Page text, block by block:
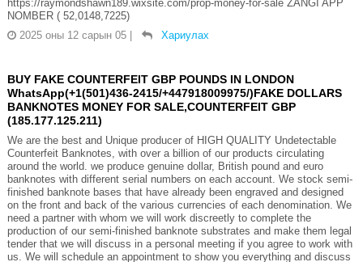
https://raymondshawn189.wixsite.com/prop-money-for-sale ZANGI APP
NOMBER ( 52,0148,7225)
2025 оны 12 сарын 05
Хариулах
BUY FAKE COUNTERFEIT GBP POUNDS IN LONDON
WhatsApp(+1(501)436-2415/+447918009975/)FAKE DOLLARS
BANKNOTES MONEY FOR SALE,COUNTERFEIT GBP
(185.177.125.211)
We are the best and Unique producer of HIGH QUALITY Undetectable
Counterfeit Banknotes, with over a billion of our products circulating
around the world. we produce genuine dollar, British pound and euro
banknotes with different serial numbers on each account. We stock semi-
finished banknote bases that have already been engraved and designed
on the front and back of the various currencies of each denomination. We
need a partner with whom we will work discreetly to complete the
production of our semi-finished banknote substrates and make them legal
tender that we will discuss in a personal meeting if you agree to work with
us. We will schedule an appointment to show you everything and discuss